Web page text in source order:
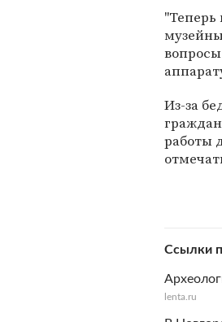
"Теперь
Из-за
работы
Ссылки
lenta.ru